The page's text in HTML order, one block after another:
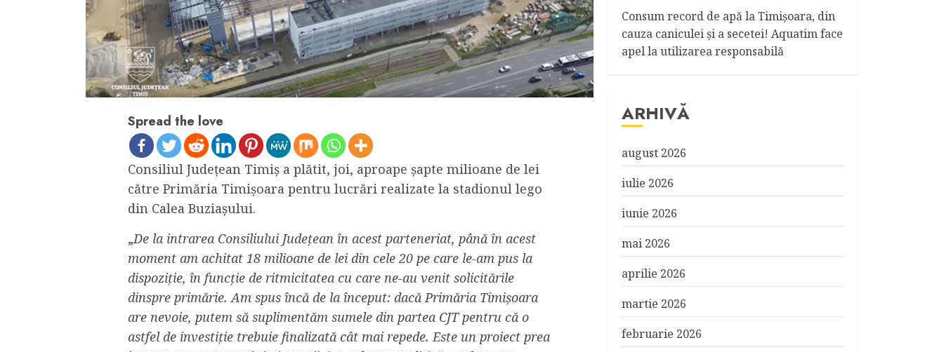
Spread the love
Consiliul Judeţean Timiş a plătit, joi, aproape şapte milioane de lei
către Primăria Timişoara pentru lucrări realizate la stadionul lego
din Calea Buziaşului.
„De la intrarea Consiliului Județean în acest parteneriat, până în acest
moment am achitat 18 milioane de lei din cele 20 pe care le-am pus la
dispoziție, în funcție de ritmicitatea cu care ne-au venit solicitările
dinspre primărie. Am spus încă de la început: dacă Primăria Timișoara
are nevoie, putem să suplimentăm sumele din partea CJT pentru că o
astfel de investiție trebuie finalizată cât mai repede. Este un proiect prea
Consum record de apă la Timişoara, din
cauza caniculei şi a secetei! Aquatim face
apel la utilizarea responsabilă
ARHIVĂ
august 2026
iulie 2026
iunie 2026
mai 2026
aprilie 2026
martie 2026
februarie 2026